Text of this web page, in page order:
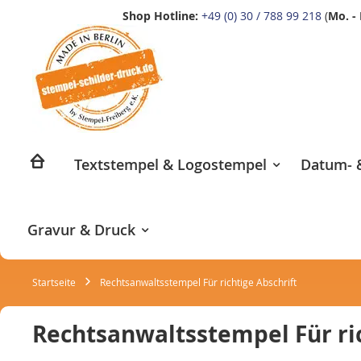
Shop Hotline: +49 (0) 30 / 788 99 218 (Mo. -
springen
Textstempel & Logostempel Datum-
Gravur & Druck
Startseite Rechtsanwaltsstempel Für richtige Abschrift
Rechtsanwaltsstempel Für